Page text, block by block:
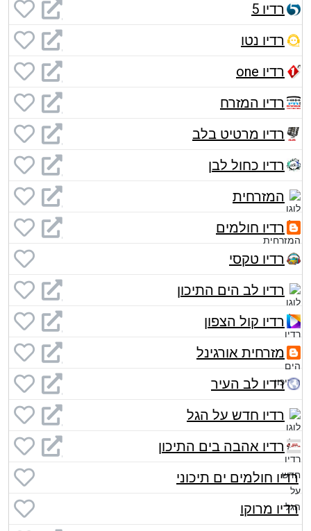
רדיו 5
רדיו נטו
רדיו one
רדיו המזרח
רדיו מרטיט בלב
רדיו כחול לבן
המזרחית
רדיו חולמים
רדיו טקסי
רדיו לב הים התיכון
רדיו קול הצפון
מזרחית אורגינל
רדיו לב העיר
רדיו חדש על הגל
רדיו אהבה בים התיכון
רדיו חולמים ים תיכוני
רדיו מרוקו